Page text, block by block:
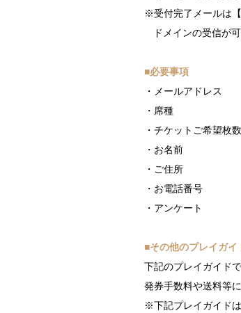
※受付完了メールは
ドメインの受信が
■必要事項
・メールアドレス
・席種
・チケットご希望枚数
・お名前
・ご住所
・お電話番号
・アンケート
■その他のプレイガ
下記のプレイガイド
発券手数料や送料等
※下記プレイガイド